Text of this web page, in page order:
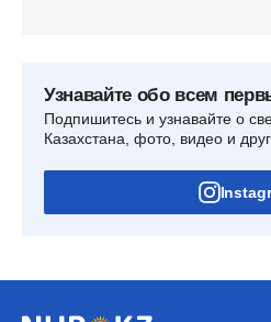
Узнавайте обо всем
Подпишитесь и узнавайте о
Казахстана, фото, видео и